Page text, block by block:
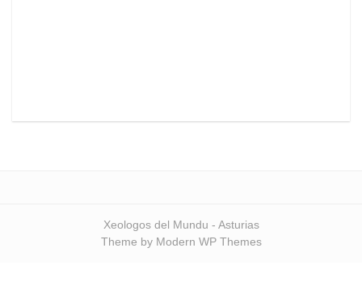
Xeologos del Mundu - Asturias
Theme by Modern WP Themes